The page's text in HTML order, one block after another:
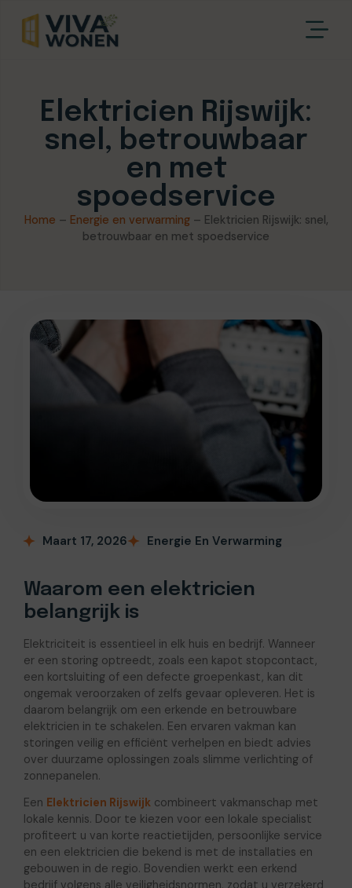
Elektricien Rijswijk:
snel, betrouwbaar
en met
spoedservice
Home – Energie en verwarming– Elektricien Rijswijk: snel,
betrouwbaar en met spoedservice
Maart 17, 2026 Energie En Verwarming
Waarom een elektricien
belangrijk is
Elektriciteit is essentieel in elk huis en bedrijf. Wanneer
er een storing optreedt, zoals een kapot stopcontact,
een kortsluiting of een defecte groepenkast, kan dit
ongemak veroorzaken of zelfs gevaar opleveren. Het is
daarom belangrijk om een erkende en betrouwbare
elektricien in te schakelen. Een ervaren vakman kan
storingen veilig en efficiënt verhelpen en biedt advies
over duurzame oplossingen zoals slimme verlichting of
zonnepanelen.
Een Elektricien Rijswijkcombineert vakmanschap met
lokale kennis. Door te kiezen voor een lokale specialist
profiteert u van korte reactietijden, persoonlijke service
en een elektricien die bekend is met de installaties en
gebouwen in de regio. Bovendien werkt een erkend
bedrijf volgens alle veiligheidsnormen, zodat u verzekerd